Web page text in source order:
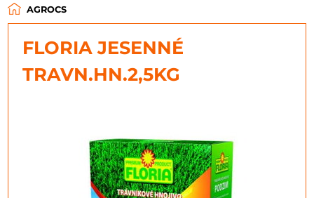
AGROCS
FLORIA JESENNÉ
TRAVN.HN.2,5KG